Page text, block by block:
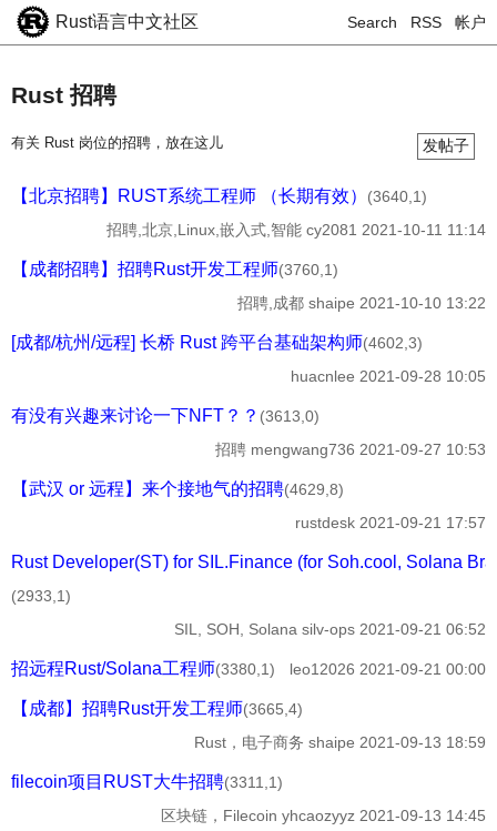
Rust语言中文社区 Search RSS 帐户
Rust 招聘
发帖子
有关 Rust 岗位的招聘，放在这儿
【北京招聘】RUST系统工程师 （长期有效） (3640,1)
招聘,北京,Linux,嵌入式,智能 cy2081 2021-10-11 11:14
【成都招聘】招聘Rust开发工程师(3760,1)
招聘,成都 shaipe 2021-10-10 13:22
[成都/杭州/远程] 长桥 Rust 跨平台基础架构师(4602,3)
huacnlee 2021-09-28 10:05
有没有兴趣来讨论一下NFT？？ (3613,0)
招聘 mengwang736 2021-09-27 10:53
【武汉 or 远程】来个接地气的招聘(4629,8)
rustdesk 2021-09-21 17:57
Rust Developer(ST) for SIL.Finance (for Soh.cool, Solana
(2933,1)
SIL, SOH, Solana silv-ops 2021-09-21 06:52
招远程Rust/Solana工程师(3380,1) leo12026 2021-09-21 00:00
【成都】招聘Rust开发工程师(3665,4)
Rust，电子商务 shaipe 2021-09-13 18:59
filecoin项目RUST大牛招聘(3311,1)
区块链，Filecoin yhcaozyyz 2021-09-13 14:45